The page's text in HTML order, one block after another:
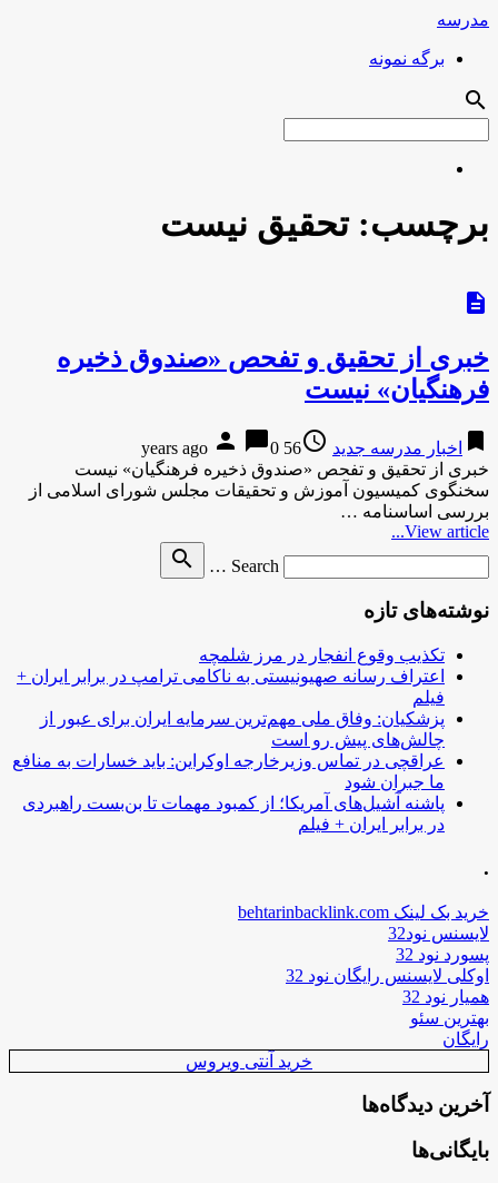
مدرسه
برگه نمونه
search
برچسب:تحقیق نیست
description
خبری از تحقیق و تفحص «صندوق ذخیره
فرهنگیان» نیست
bookmark اخبار مدرسه جدید access_time
56 years ago
person chat_bubble0
خبری از تحقیق و تفحص «صندوق ذخیره فرهنگیان» نیست
سخنگوی کمیسیون آموزش و تحقیقات مجلس شورای اسلامی از
بررسی اساسنامه …
View article...
Search …
search
نوشته‌های تازه
تکذیب وقوع انفجار در مرز شلمچه
اعتراف رسانه صهیونیستی به ناکامی ترامپ در برابر ایران +
فیلم
پزشکیان: وفاق ملی مهم‌ترین سرمایه ایران برای عبور از
چالش‌های پیش رو است
عراقچی در تماس وزیرخارجه اوکراین: باید خسارات به منافع
ما جبران شود
پاشنه آشیل‌های آمریکا؛ از کمبود مهمات تا بن‌بست راهبردی
در برابر ایران + فیلم
.
خرید بک لینک behtarinbacklink.com
لایسنس نود32
پسورد نود 32
اوکلی لایسنس رایگان نود 32
همیار نود 32
بهترین سئو
رایگان
خرید آنتی ویروس
آخرین دیدگاه‌ها
بایگانی‌ها